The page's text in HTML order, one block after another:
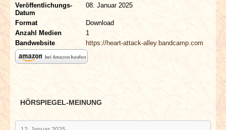
ARCHIV
Veröffentlichungs-
Datum
08. Januar 2025
Format
Download
Anzahl Medien
1
Bandwebsite
https://heart-attack-alley.bandcamp.com
HÖRSPIEGEL-MEINUNG